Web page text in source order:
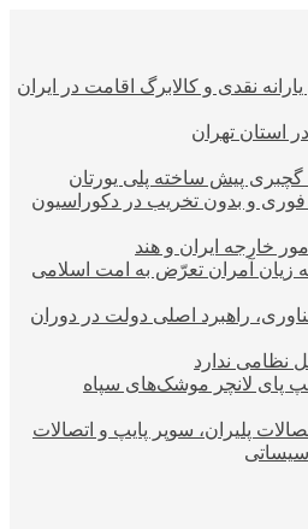
نقدی و کالابرگ اقامت در ایران
استان تهران
گچبری پیش ساخته پلی یورتان
و بدون تخریب در دکوراسیون
خارجه ایران و هند
زیان آمران تعرّض به امت اسلامی
راهبرد اصلی دولت در دوران
نظامی ندارد
پای لانچر موشک‌های سپاه
پلیران، سوپر پایپ و اتصالات